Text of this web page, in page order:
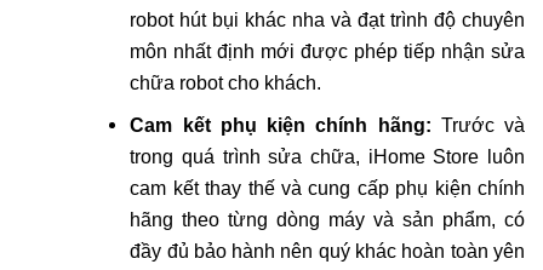
robot hút bụi khác nha và đạt trình độ chuyên
môn nhất định mới được phép tiếp nhận sửa
chữa robot cho khách.
Cam kết phụ kiện chính hãng: Trước và
trong quá trình sửa chữa, iHome Store luôn
cam kết thay thế và cung cấp phụ kiện chính
hãng theo từng dòng máy và sản phẩm, có
đầy đủ bảo hành nên quý khác hoàn toàn yên